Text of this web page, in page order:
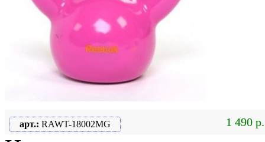
арт.: RAWT-18002MG 1 490 р.